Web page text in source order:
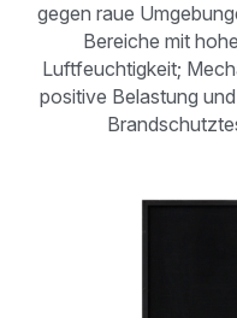
gegen raue
Bereiche mit
Luftfeuchtigkeit;
positive Belastung